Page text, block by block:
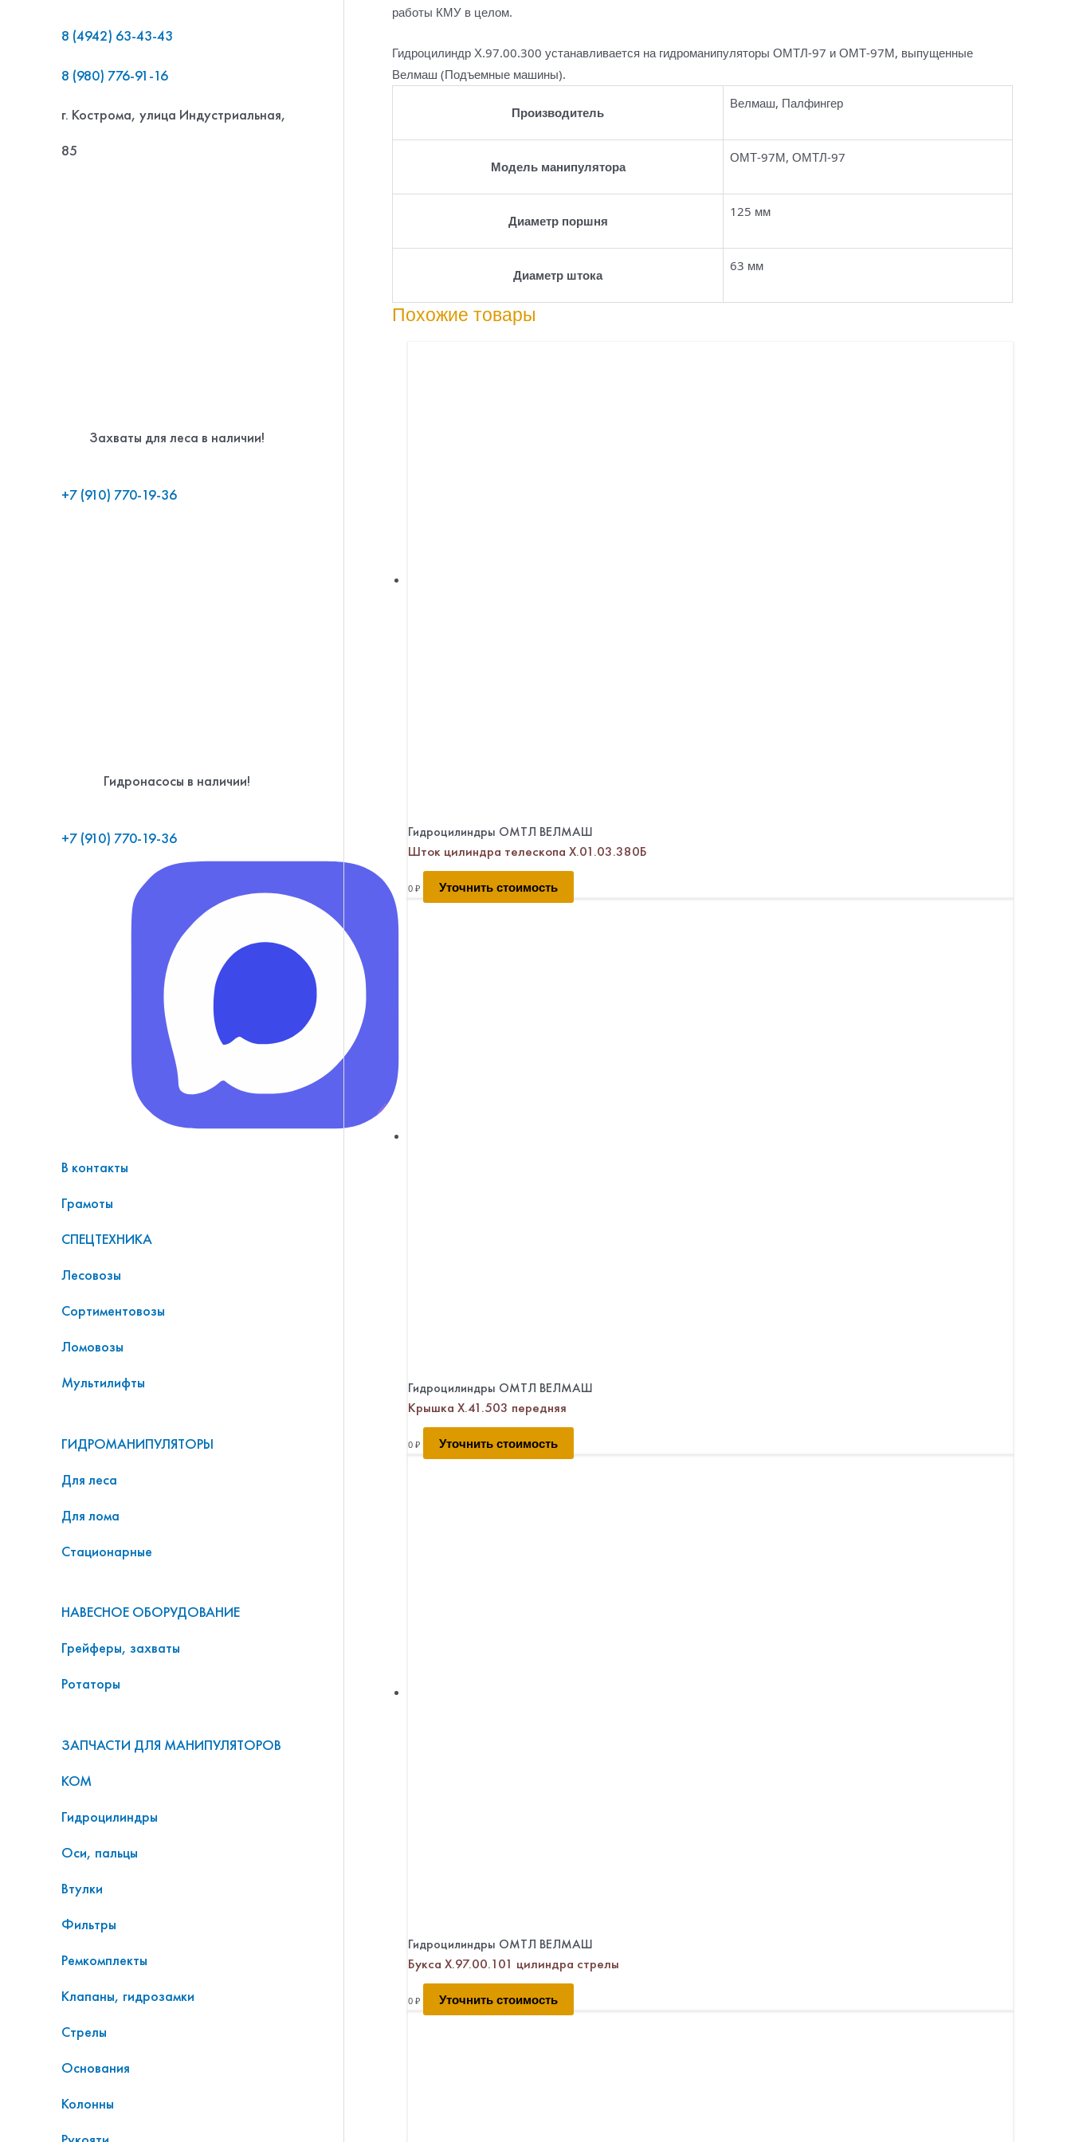
8 (4942) 63-43-43
8 (980) 776-91-16
г. Кострома, улица Индустриальная,
85
Захваты для леса в наличии!
+7 (910) 770-19-36
Гидронасосы в наличии!
+7 (910) 770-19-36
В контакты
Грамоты
СПЕЦТЕХНИКА
Лесовозы
Сортиментовозы
Ломовозы
Мультилифты
ГИДРОМАНИПУЛЯТОРЫ
Для леса
Для лома
Стационарные
НАВЕСНОЕ ОБОРУДОВАНИЕ
Грейферы, захваты
Ротаторы
ЗАПЧАСТИ ДЛЯ МАНИПУЛЯТОРОВ
КОМ
Гидроцилиндры
Оси, пальцы
Втулки
Фильтры
Ремкомплекты
Клапаны, гидрозамки
Стрелы
Основания
Колонны
работы КМУ в целом.
Гидроцилиндр Х.97.00.300 устанавливается на гидроманипуляторы ОМТЛ-97 и ОМТ-97М, выпущенные
Велмаш (Подъемные машины).
Производитель
Велмаш, Палфингер
Модель манипулятора
ОМТ-97М, ОМТЛ-97
Диаметр поршня
125 мм
Диаметр штока
63 мм
Похожие товары
Гидроцилиндры ОМТЛ ВЕЛМАШ
Шток цилиндра телескопа Х.01.03.380Б
0 ₽ Уточнить стоимость
Гидроцилиндры ОМТЛ ВЕЛМАШ
Крышка Х.41.503 передняя
0 ₽ Уточнить стоимость
Гидроцилиндры ОМТЛ ВЕЛМАШ
Букса Х.97.00.101 цилиндра стрелы
0 ₽ Уточнить стоимость